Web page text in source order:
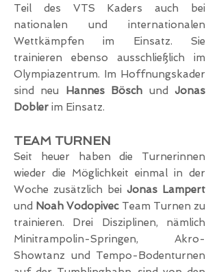
Teil des VTS Kaders auch bei
nationalen und internationalen
Wettkämpfen im Einsatz. Sie
trainieren ebenso ausschließlich im
Olympiazentrum. Im Hoffnungskader
sind neu
Hannes Bösch undJonas
Dobler im Einsatz.
TEAM TURNEN
Seit heuer haben die Turnerinnen
wieder die Möglichkeit einmal in der
Woche zusätzlich bei Jonas Lampert
und Noah VodopivecTeam Turnen zu
trainieren. Drei Disziplinen, nämlich
Minitrampolin-Springen, Akro-
Showtanz und Tempo-Bodenturnen